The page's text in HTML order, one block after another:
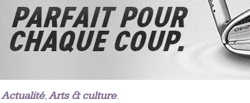
Actualité,Arts & culture.